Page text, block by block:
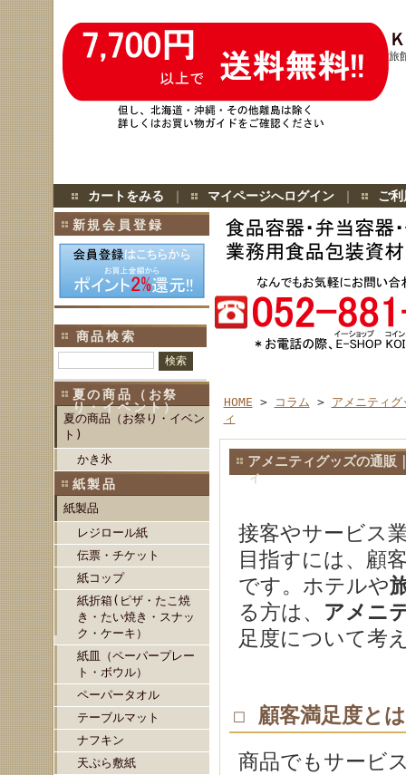
旅
カートをみる ｜ マイページへログイン｜
ご
新規会員登録
商品検索
夏の商品（お祭
り・イベント）
夏の商品（お祭り・イベン
ト)
かき氷
紙製品
紙製品
レジロール紙
伝票・チケット
紙コップ
紙折箱(ピザ・たこ焼
き・たい焼き・スナッ
ク・ケーキ）
紙皿（ペーパープレー
ト・ボウル）
ペーパータオル
テーブルマット
ナフキン
天ぷら敷紙
HOME > コラム > アメニティ
ィ
アメニティグッズの通販
ィ
接客やサービス
目指すには、顧
です。ホテルや
る方は、 アメニ
足度について考
☐ 顧客満足度とは
商品でもサービ